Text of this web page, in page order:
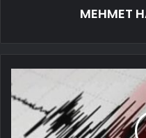
MEHMET